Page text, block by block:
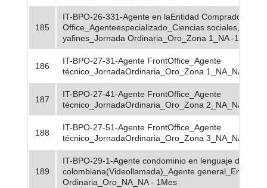
185
IT-BPO-26-331-Agente en laEntidad Compradora o
Office_Agenteespecializado_Ciencias sociales,
yafines_Jornada Ordinaria_Oro_Zona 1_NA -1 Mes
186
IT-BPO-27-31-Agente FrontOffice_Agente
técnico_JornadaOrdinaria_Oro_Zona 1_NA_NA - 24
187
IT-BPO-27-41-Agente FrontOffice_Agente
técnico_JornadaOrdinaria_Oro_Zona 2_NA_NA - 12
188
IT-BPO-27-51-Agente FrontOffice_Agente
técnico_JornadaOrdinaria_Oro_Zona 3_NA_NA - 10
189
IT-BPO-29-1-Agente condominio en lenguaje de
colombiana(Videollamada)_Agente
Ordinaria_Oro_NA_NA - 1Mes